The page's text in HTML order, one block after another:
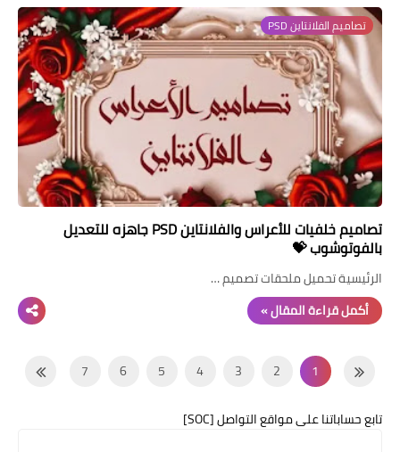
تصاميم الفلانتاين PSD
تصاميم خلفيات للأعراس والفلانتاين PSD جاهزه للتعديل
بالفوتوشوب 💝
الرئيسية تحميل ملحقات تصميم …
أكمل قراءة المقال »
1
2
3
4
5
6
7
16
17
تابع حساباتنا على مواقع التواصل [SOC]